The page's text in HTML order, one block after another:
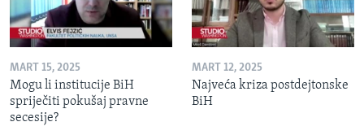
MART 15, 2025
Mogu li institucije BiH
spriječiti pokušaj pravne
secesije?
MART 12, 2025
Najveća kriza postdejtonske
BiH